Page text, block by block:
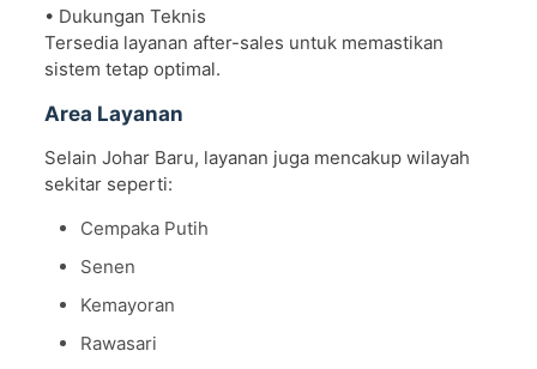
• Dukungan Teknis
Tersedia layanan after-sales untuk memastikan
sistem tetap optimal.
Area Layanan
Selain Johar Baru, layanan juga mencakup wilayah
sekitar seperti:
Cempaka Putih
Senen
Kemayoran
Rawasari